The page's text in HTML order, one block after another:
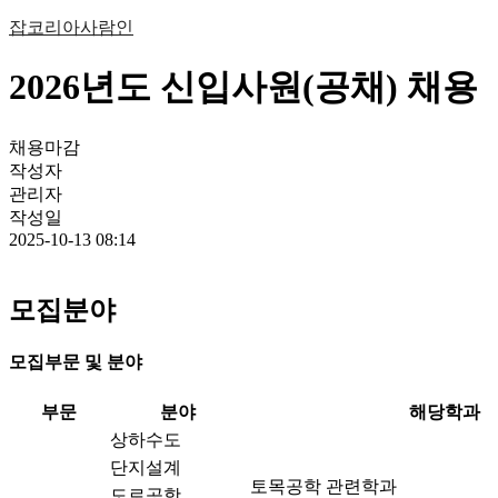
잡코리아사람인
2026년도 신입사원(공채) 채용
채용마감
작성자
관리자
작성일
2025-10-13 08:14
모집분야
모집부문 및 분야
부문 분야
해당학과
상하수도
토목공학 관련학과
단지설계